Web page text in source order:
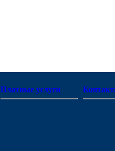
Платные услуги